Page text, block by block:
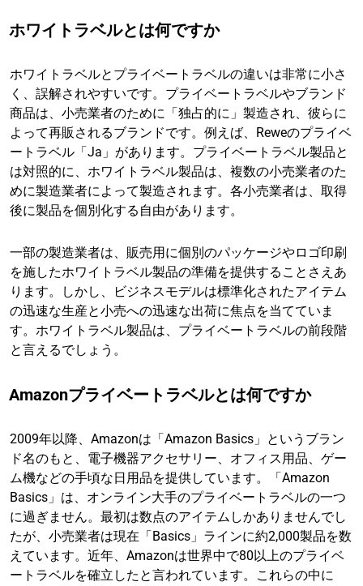
ホワイトラベルとは何ですか
ホワイトラベルとプライベートラベルの違いは非常に小さ
く、誤解されやすいです。プライベートラベルやブランド
商品は、小売業者のために「独占的に」製造され、彼らに
よって再販されるブランドです。例えば、Reweのプライベ
ートラベル「Ja」があります。プライベートラベル製品と
は対照的に、ホワイトラベル製品は、複数の小売業者のた
めに製造業者によって製造されます。各小売業者は、取得
後に製品を個別化する自由があります。
一部の製造業者は、販売用に個別のパッケージやロゴ印刷
を施したホワイトラベル製品の準備を提供することさえあ
ります。しかし、ビジネスモデルは標準化されたアイテム
の迅速な生産と小売への迅速な出荷に焦点を当てていま
す。ホワイトラベル製品は、プライベートラベルの前段階
と言えるでしょう。
Amazonプライベートラベルとは何ですか
2009年以降、Amazonは「Amazon Basics」というブラン
ド名のもと、電子機器アクセサリー、オフィス用品、ゲー
ム機などの手頃な日用品を提供しています。「Amazon
Basics」は、オンライン大手のプライベートラベルの一つ
に過ぎません。最初は数点のアイテムしかありませんでし
たが、小売業者は現在「Basics」ラインに約2,000製品を数
えています。近年、Amazonは世界中で80以上のプライベ
ートラベルを確立したと言われています。これらの中に